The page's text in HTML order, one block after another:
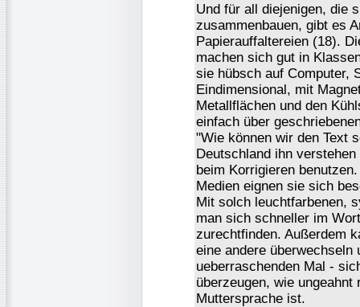
Und für all diejenigen, die
zusammenbauen, gibt es
Papierauffaltereien (18).
machen sich gut in
sie hübsch auf Computer,
Eindimensional, mit
Metallflächen und den
einfach über
"Wie können wir den Text
Deutschland ihn
beim Korrigieren
Medien eignen sie sich
Mit solch leuchtfarbenen,
man sich schneller im
zurechtfinden. Außerdem
eine andere
ueberraschenden Mal -
überzeugen, wie
Muttersprache ist.